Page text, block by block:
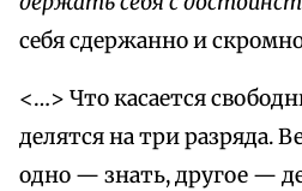
себя сдержанно и
<…> Что касается
делятся на три разряда.
одно — знать, другое —